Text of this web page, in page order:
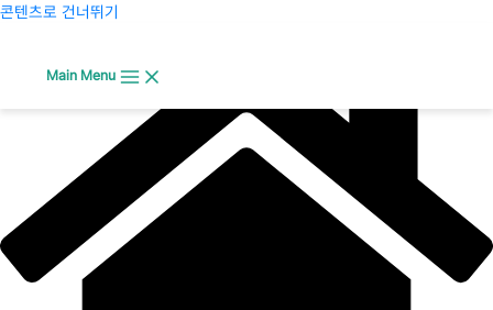
콘텐츠로 건너뛰기
Main Menu